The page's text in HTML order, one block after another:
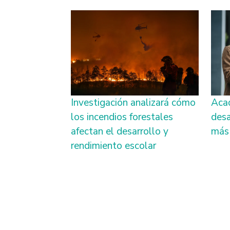
Investigación analizará cómo
los incendios forestales
afectan el desarrollo y
rendimiento escolar